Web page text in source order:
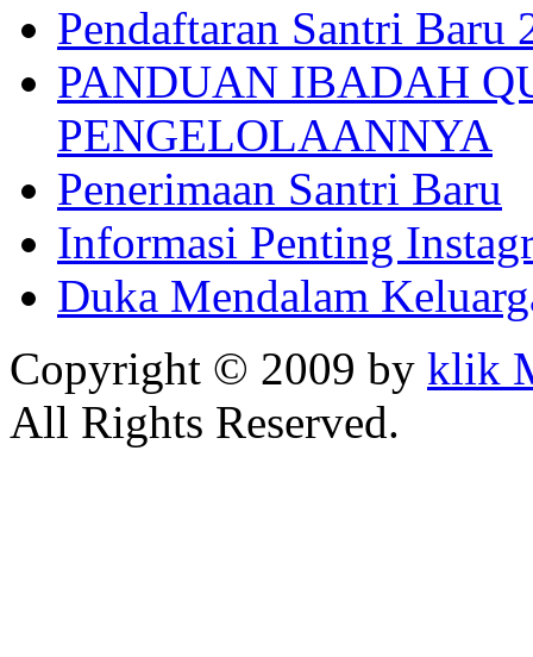
Pendaftaran Santri Baru
PANDUAN IBADAH
PENGELOLAANNYA
Penerimaan Santri Baru
Informasi Penting
Duka Mendalam
Copyright © 2009 by klik
All Rights Reserved.